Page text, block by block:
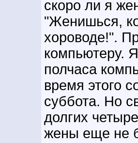
Хрустальная гора Соотношение цены и качества...
скоро ли я
"Женишься,
хороводе!".
компьютеру.
полчаса
время этого
суббота. Но
долгих
жены еще не